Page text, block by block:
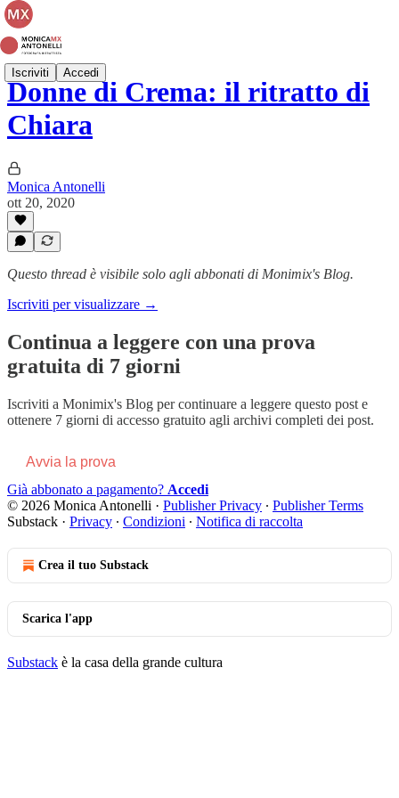
Iscriviti Accedi
Donne di Crema: il ritratto di
Chiara
Monica Antonelli
ott 20, 2020
Questo thread è visibile solo agli abbonati di Monimix's Blog.
Iscriviti per visualizzare →
Continua a leggere con una prova
gratuita di 7 giorni
Iscriviti a Monimix's Blog per continuare a leggere questo post e
ottenere 7 giorni di accesso gratuito agli archivi completi dei post.
Avvia la prova
Già abbonato a pagamento? Accedi
© 2026 Monica Antonelli · Publisher Privacy ∙ Publisher Terms
Substack · Privacy ∙ Condizioni ∙ Notifica di raccolta
Crea il tuo Substack
Scarica l'app
Substack è la casa della grande cultura